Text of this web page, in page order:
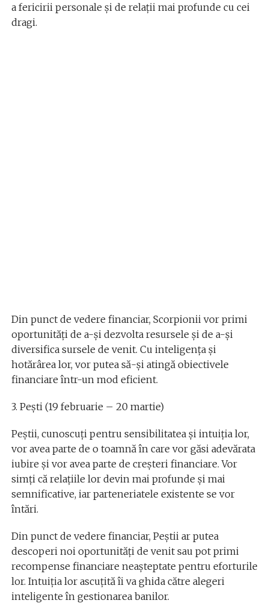
a fericirii personale și de relații mai profunde cu cei
dragi.
Din punct de vedere financiar, Scorpionii vor primi
oportunități de a-și dezvolta resursele și de a-și
diversifica sursele de venit. Cu inteligența și
hotărârea lor, vor putea să-și atingă obiectivele
financiare într-un mod eficient.
3. Pești (19 februarie – 20 martie)
Peștii, cunoscuți pentru sensibilitatea și intuiția lor,
vor avea parte de o toamnă în care vor găsi adevărata
iubire și vor avea parte de creșteri financiare. Vor
simți că relațiile lor devin mai profunde și mai
semnificative, iar parteneriatele existente se vor
întări.
Din punct de vedere financiar, Peștii ar putea
descoperi noi oportunități de venit sau pot primi
recompense financiare neașteptate pentru eforturile
lor. Intuiția lor ascuțită îi va ghida către alegeri
inteligente în gestionarea banilor.